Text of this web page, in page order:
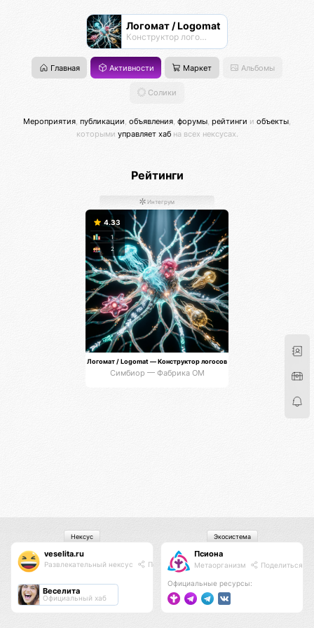
Логомат / Logomat
Конструктор логосов
Главная Активности Маркет Альбомы
Солики
Мероприятия публикации объявления форумы рейтинги и объекты
которыми управляет хабна всех нексусах.
Рейтинги
Интегрум
4.33
2
1
Логомат / Logomat — Конструктор логосов
Симбиор — Фабрика ОМ
veselita.ru
Развлекательный нексус Поделиться
Веселита
Официальный хаб
Нексус
Псиона
Метаорганизм Поделиться
Официальные ресурсы:
Экосистема